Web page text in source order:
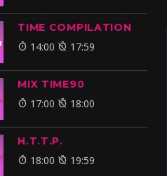
TIME COMPILATION
14:00 17:59
MIX TIME90
17:00 18:00
H.T.T.P.
18:00 19:59